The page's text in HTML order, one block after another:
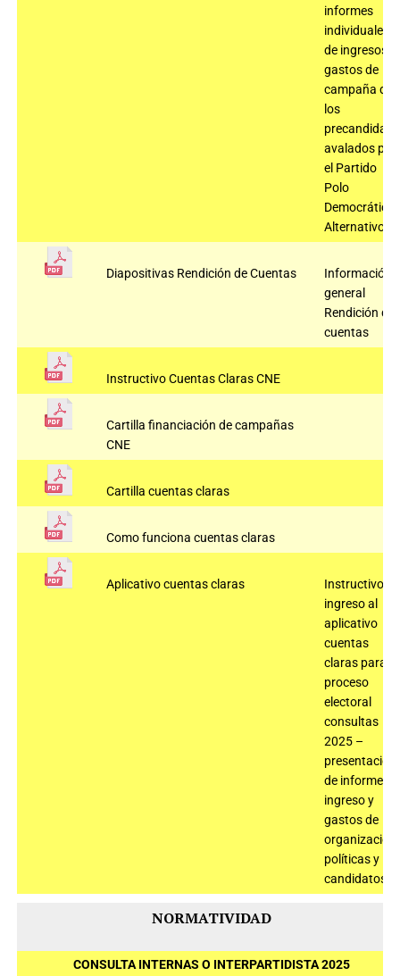
informes
individuales
de ingresos y
gastos de
campaña de
los
avalados por
el Partido
Polo
Democrático
Alternativo
Diapositivas Rendición de Cuentas
Información
general
Rendición de
cuentas
Instructivo Cuentas Claras CNE
Cartilla financiación de campañas
CNE
Cartilla cuentas claras
Como funciona cuentas claras
Aplicativo cuentas claras
Instructivo
ingreso al
aplicativo
cuentas
claras para el
proceso
electoral
consultas
2025 –
presentación
de informe de
ingreso y
gastos de
políticas y
candidatos
NORMATIVIDAD
CONSULTA INTERNAS O INTERPARTIDISTA 2025